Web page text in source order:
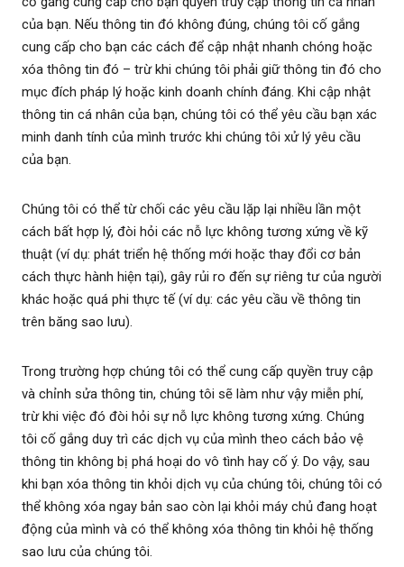
của bạn. Nếu thông tin đó không đúng, chúng tôi cố gắng
cung cấp cho bạn các cách để cập nhật nhanh chóng hoặc
xóa thông tin đó – trừ khi chúng tôi phải giữ thông tin đó cho
mục đích pháp lý hoặc kinh doanh chính đáng. Khi cập nhật
thông tin cá nhân của bạn, chúng tôi có thể yêu cầu bạn xác
minh danh tính của mình trước khi chúng tôi xử lý yêu cầu
của bạn.
Chúng tôi có thể từ chối các yêu cầu lặp lại nhiều lần một
cách bất hợp lý, đòi hỏi các nỗ lực không tương xứng về kỹ
thuật (ví dụ: phát triển hệ thống mới hoặc thay đổi cơ bản
cách thực hành hiện tại), gây rủi ro đến sự riêng tư của người
khác hoặc quá phi thực tế (ví dụ: các yêu cầu về thông tin
trên băng sao lưu).
Trong trường hợp chúng tôi có thể cung cấp quyền truy cập
và chỉnh sửa thông tin, chúng tôi sẽ làm như vậy miễn phí,
trừ khi việc đó đòi hỏi sự nỗ lực không tương xứng. Chúng
tôi cố gắng duy trì các dịch vụ của mình theo cách bảo vệ
thông tin không bị phá hoại do vô tình hay cố ý. Do vậy, sau
khi bạn xóa thông tin khỏi dịch vụ của chúng tôi, chúng tôi có
thể không xóa ngay bản sao còn lại khỏi máy chủ đang hoạt
động của mình và có thể không xóa thông tin khỏi hệ thống
sao lưu của chúng tôi.